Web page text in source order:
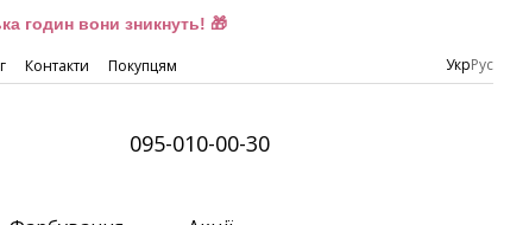
годин вони зникнуть! 🎁
Контакти Покупцям УкрРус
095-010-00-30